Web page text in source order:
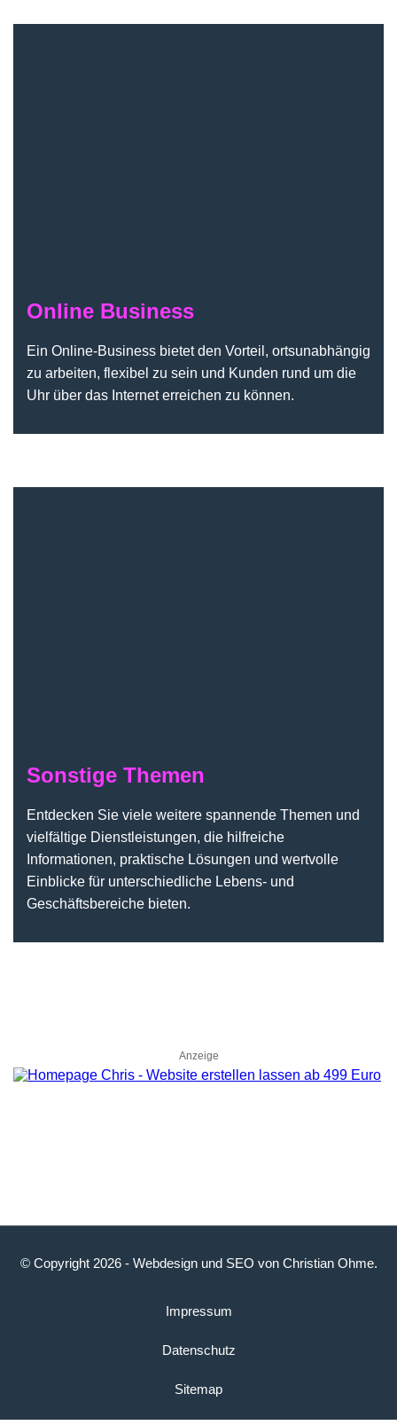
Online Business
Ein Online-Business bietet den Vorteil, ortsunabhängig
zu arbeiten, flexibel zu sein und Kunden rund um die
Uhr über das Internet erreichen zu können.
Sonstige Themen
Entdecken Sie viele weitere spannende Themen und
vielfältige Dienstleistungen, die hilfreiche
Informationen, praktische Lösungen und wertvolle
Einblicke für unterschiedliche Lebens- und
Geschäftsbereiche bieten.
Anzeige
© Copyright 2026 - Webdesignund SEO von Christian Ohme.
Impressum
Datenschutz
Sitemap